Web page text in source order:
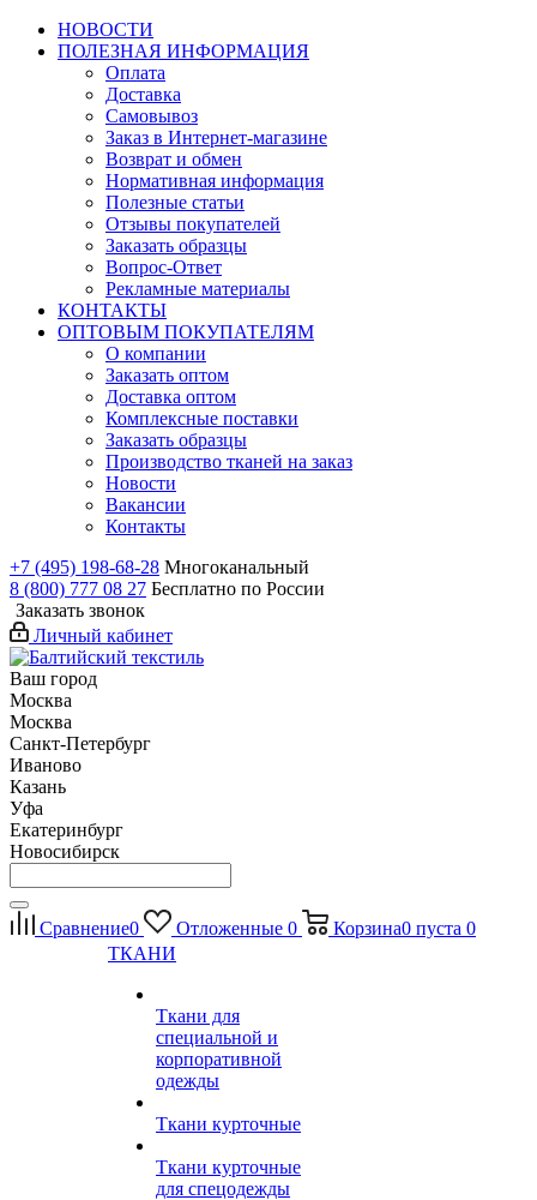
НОВОСТИ
ПОЛЕЗНАЯ ИНФОРМАЦИЯ
Оплата
Доставка
Самовывоз
Заказ в Интернет-магазине
Возврат и обмен
Нормативная информация
Полезные статьи
Отзывы покупателей
Заказать образцы
Вопрос-Ответ
Рекламные материалы
КОНТАКТЫ
ОПТОВЫМ ПОКУПАТЕЛЯМ
О компании
Заказать оптом
Доставка оптом
Комплексные поставки
Заказать образцы
Производство тканей на заказ
Новости
Вакансии
Контакты
+7 (495) 198-68-28 Многоканальный
8 (800) 777 08 27 Бесплатно по России
Заказать звонок
Личный кабинет
Ваш город
Москва
Москва
Санкт-Петербург
Иваново
Казань
Уфа
Екатеринбург
Новосибирск
Сравнение0 Отложенные 0 Корзина0 пуста 0
ТКАНИ
Ткани для
специальной и
корпоративной
одежды
Ткани курточные
Ткани курточные
для спецодежды